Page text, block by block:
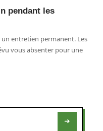
pendant les
entretien permanent. Les
vous absenter pour une